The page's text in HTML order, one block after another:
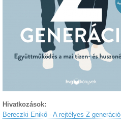
Hivatkozások:
Bereczki Enikő - A rejtélyes Z generáció